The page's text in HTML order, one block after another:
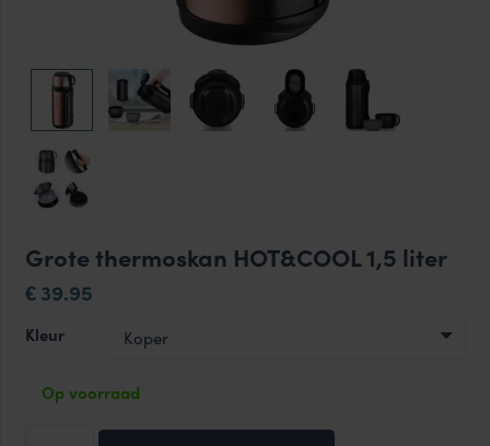
Grote thermoskan HOT&COOL 1,5 liter
€ 39.95
Kleur
Op voorraad